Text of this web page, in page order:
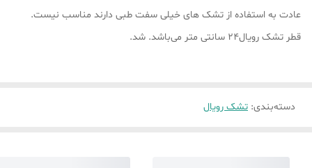
عادت به استفاده از تشک های خیلی سفت طبی دارند مناسب نیست.
قطر تشک رویال24 سانتی متر می‌باشد. شد.
دسته‌بندی: تشک رویال